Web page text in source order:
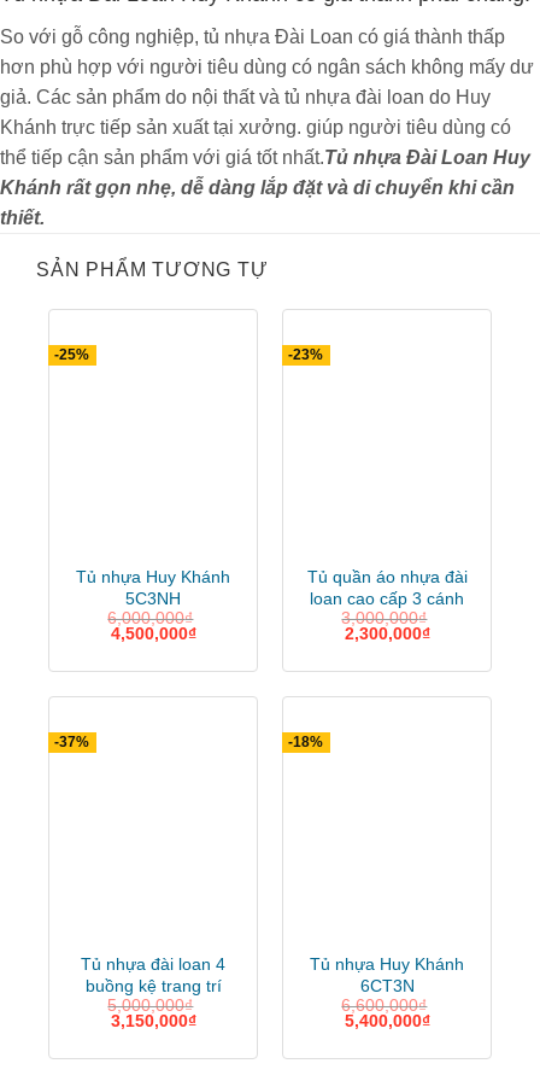
2,Ưu đãi đặc biệt dành riêng cho
sinh viên đang học tập tại Hà
Nội.
Tủ quần áo nhựa Đài Loan cao cấp
không cong vênh, ẩm mốc, tháo lắp dễ
dàng, nhẹ nhàng vận chuyển tiện lợi
sốc chào năm học mới giảm ngay 20 –
30% giá trị sản phẩm trong bài viết này
dành riêng cho sinh viên.
Chất liệu : Nhựa cao cấp cam kết
không mùi, an toàn không bị ẩm mốc,
tấm nhựa dày dặn, độ bền cao.
Tính năng : Đựng quần áo, treo quần
áo dài, đựng đồ gia dụng trong gia
So với gỗ công nghiệp, tủ nhựa Đài Loan có giá thành thấp
hơn phù hợp với người tiêu dùng có ngân sách không mấy dư
giả. Các sản phẩm do nội thất và tủ nhựa đài loan do Huy
Khánh trực tiếp sản xuất tại xưởng. giúp người tiêu dùng có
thể tiếp cận sản phẩm với giá tốt nhất.Tủ nhựa Đài Loan Huy
Khánh rất gọn nhẹ, dễ dàng lắp đặt và di chuyển khi cần
thiết.
SẢN PHẨM TƯƠNG TỰ
-25%
Tủ nhựa Huy Khánh
5C3NH
6,000,000₫
4,500,000₫
-23%
Tủ quần áo nhựa đài
loan cao cấp 3 cánh
3,000,000₫
2,300,000₫
-37%
Tủ nhựa đài loan 4
buồng kệ trang trí
c185
5,000,000₫
3,150,000₫
-18%
Tủ nhựa Huy Khánh
6CT3N
6,600,000₫
5,400,000₫